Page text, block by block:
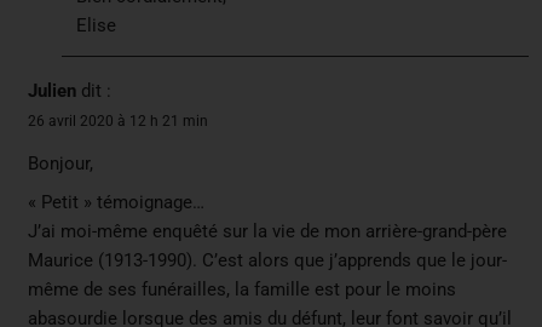
Elise
Julien dit :
26 avril 2020 à 12 h 21 min
Bonjour,
« Petit » témoignage…
J’ai moi-même enquêté sur la vie de mon arrière-grand-père
Maurice (1913-1990). C’est alors que j’apprends que le jour-
même de ses funérailles, la famille est pour le moins
abasourdie lorsque des amis du défunt, leur font savoir qu’il